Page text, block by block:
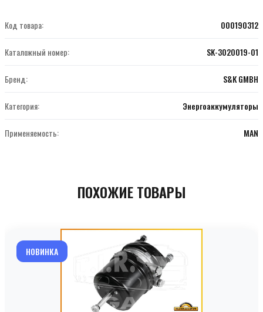
Код товара: 000190312
Каталожный номер: SK-3020019-01
Бренд: S&K GMBH
Категория: Энергоаккумуляторы
Применяемость: MAN
ПОХОЖИЕ ТОВАРЫ
НОВИНКА